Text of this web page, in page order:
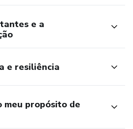
e a
e resiliência
meu propósito de